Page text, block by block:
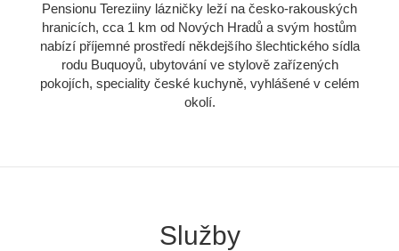
Pensionu Tereziiny lázničky leží na česko-rakouských
hranicích, cca 1 km od Nových Hradů a svým hostům
nabízí příjemné prostředí někdejšího šlechtického sídla
rodu Buquoyů, ubytování ve stylově zařízených
pokojích, speciality české kuchyně, vyhlášené v celém
okolí.
Služby